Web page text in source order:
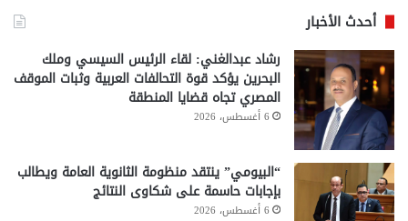
أحدث الأخبار
رشاد عبدالغني: لقاء الرئيس السيسي وملك
البحرين يؤكد قوة التحالفات العربية وثبات الموقف
المصري تجاه قضايا المنطقة
6 أغسطس، 2026
“البيومي” ينتقد منظومة الثانوية العامة ويطالب
بإجابات حاسمة على شكاوى النتائج
6 أغسطس، 2026